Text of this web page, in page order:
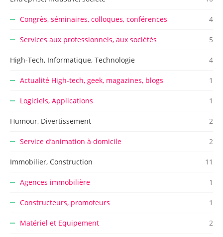
Congrès, séminaires, colloques, conférences 4
Services aux professionnels, aux sociétés 5
High-Tech, Informatique, Technologie 4
Actualité High-tech, geek, magazines, blogs 1
Logiciels, Applications 1
Humour, Divertissement 2
Service d’animation à domicile 2
Immobilier, Construction 11
Agences immobilière 1
Constructeurs, promoteurs 1
Matériel et Equipement 2